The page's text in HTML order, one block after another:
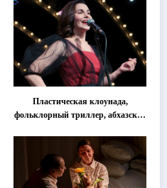
Пластическая клоунада,
фольклорный триллер, абхазская
втором этапе фестиваля
«Монокль»